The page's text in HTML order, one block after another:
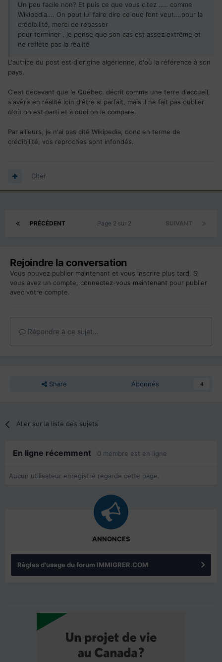
Bref, oui on trouve des formes de racisme au Québec,
comme partout, c'est le concept même de nation
rassemblée autour d'une identité ethno-culturelle qui en est
le terreau.
Il faut redoubler d'efforts pour se faire accueillir, et ça peut
devenir usant.
Un peu facile non? Et puis ce que vous citez ….. comme
Wikipedia…. On peut lui faire dire ce que l’ont veut….pour la
crédibilité, merci de repasser
pour terminer , je pense que son cas est assez extrême et
ne reflète pas la réalité
L'autrice du post est d'origine algérienne, d'où la référence à son
pays.
C'est décevant que le Québec. décrit comme une terre d'accueil,
s'avère en réalité loin d'être si parfait, mais il ne fait pas oublier
d'où on est parti et à quoi on le compare.
Par ailleurs, je n'ai pas cité Wikipedia, donc en terme de
crédibilité, vos reproches sont infondés.
Citer
PRÉCÉDENT SUIVANT
Page 2 sur 2
Rejoindre la conversation
Vous pouvez publier maintenant et vous inscrire plus tard. Si
vous avez un compte, connectez-vous maintenant pour publier
avec votre compte.
Répondre à ce sujet…
Share Abonnés 4
Aller sur la liste des sujets
En ligne récemment 0 membre est en ligne
Aucun utilisateur enregistré regarde cette page.
ANNONCES
Règles d'usage du forum IMMIGRER.COM